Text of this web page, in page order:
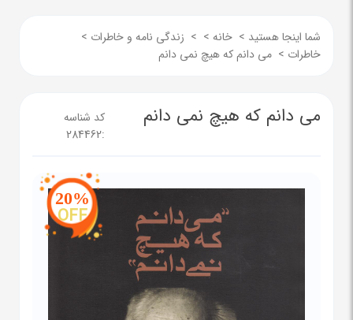
شما اینجا هستید > خانه >
> زندگی نامه و خاطرات >
خاطرات > می دانم که هیچ نمی دانم
می دانم که هیچ نمی دانم
کد شناسه
:
284462
20%
OFF